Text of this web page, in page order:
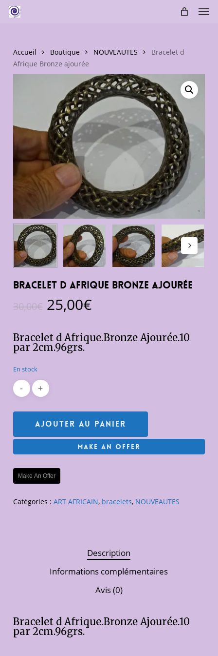
main
Accueil Boutique NOUVEAUTES
Bracelet d
Afrique Bronze ajourée
Bracelet d Afrique Bronze ajourée
30,00€ Le
prix
initial
était :
25,00€Le
actuel
est :
Bracelet d Afrique.Bronze Ajourée.10
par 2cm.96grs.
En stock
Ajouter Au Panier
Make An Offer
Make An Offer
Catégories : ART AFRICAIN, bracelets, NOUVEAUTES
Description
Informations complémentaires
Avis (0)
Bracelet d Afrique.Bronze Ajourée.10
par 2cm.96grs.